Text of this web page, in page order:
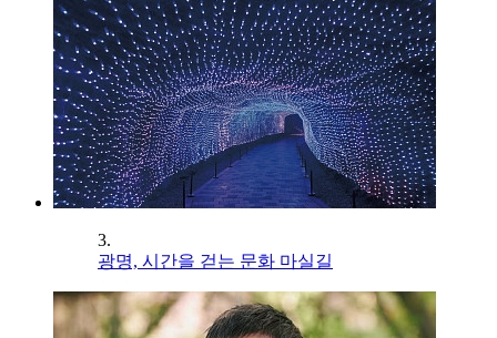
3.
광명, 시간을 걷는 문화 마실길